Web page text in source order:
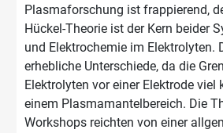
Plasmaforschung ist frappierend,
Hückel-Theorie ist der Kern beider
und Elektrochemie im Elektrolyten.
erhebliche Unterschiede, da die
Elektrolyten vor einer Elektrode viel
einem Plasmamantelbereich. Die
Workshops reichten von einer